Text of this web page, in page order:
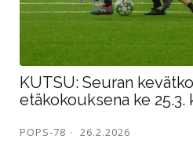
KUTSU: Seuran
etäkokouksena ke 25.3.
POPS-78 26.2.2026